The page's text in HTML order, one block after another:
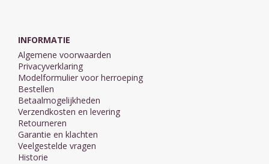
INFORMATIE
Algemene voorwaarden
Privacyverklaring
Modelformulier voor herroeping
Bestellen
Betaalmogelijkheden
Verzendkosten en levering
Retourneren
Garantie en klachten
Veelgestelde vragen
Historie